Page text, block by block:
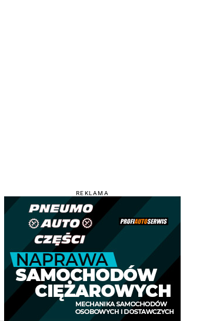
REKLAMA